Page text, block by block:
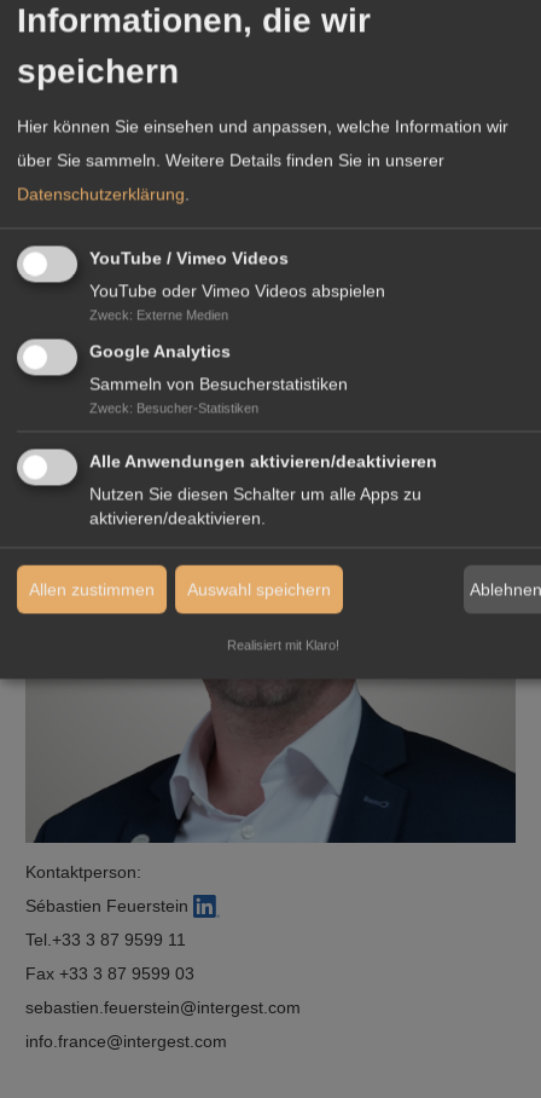
Download Länderflyer
IHR KONTAKT VOR ORT
Kontaktperson:
Sébastien Feuerstein
Tel. +33 3 87 9599 11
Fax +33 3 87 9599 03
sebastien.feuerstein
intergest.com
info.france
intergest.com
Informationen, die wir
speichern
Hier können Sie einsehen und anpassen, welche Information wir
über Sie sammeln. Weitere Details finden Sie in unserer
Datenschutzerklärung
YouTube / Vimeo Videos
YouTube oder Vimeo Videos abspielen
Zweck: Externe Medien
Google Analytics
Sammeln von Besucherstatistiken
Zweck: Besucher-Statistiken
Alle Anwendungen aktivieren/deaktivieren
Nutzen Sie diesen Schalter um alle Apps zu
aktivieren/deaktivieren.
Allen zustimmen Auswahl speichern
Realisiert mit Klaro!